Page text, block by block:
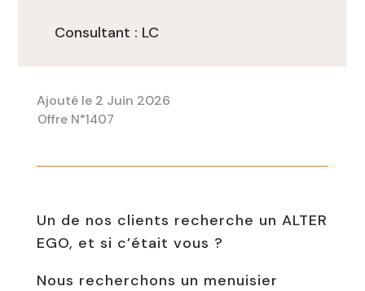
Consultant : LC
2 Juin 2026
Offre N°1407
Un de nos clients recherche un ALTER
EGO, et si c’était vous ?
Nous recherchons un menuisier